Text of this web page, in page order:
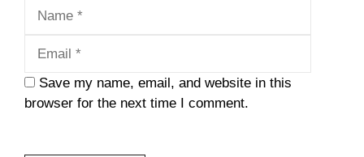
Save my name, email, and website in this
browser for the next time I comment.